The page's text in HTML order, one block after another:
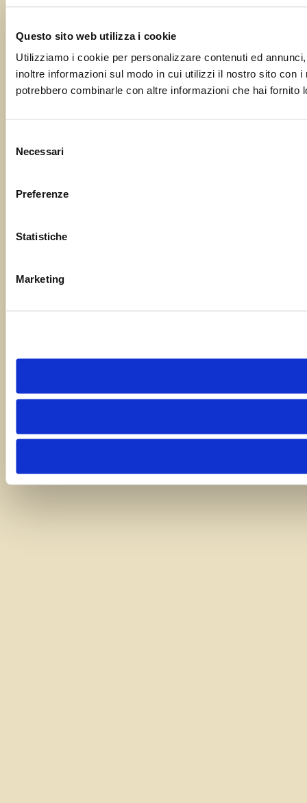
Questo sito web utilizza i cookie
Utilizziamo i cookie per personalizzare contenuti ed
inoltre informazioni sul modo in cui utilizzi il nostro sito con
potrebbero combinarle con altre informazioni che hai
delNecessari
Preferenze
Statistiche
Marketing